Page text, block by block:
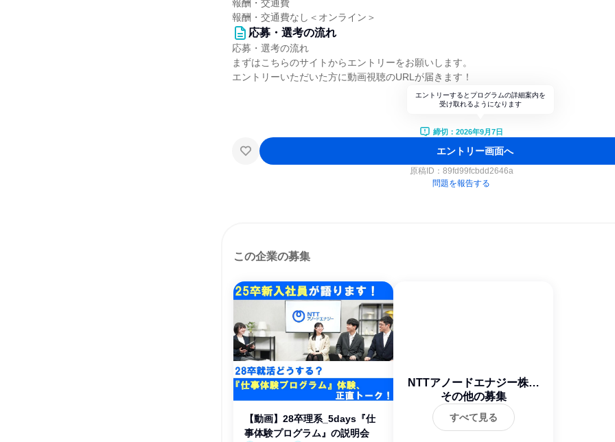
報酬・交通費
報酬・交通費なし＜オンライン＞
応募・選考の流れ
応募・選考の流れ
まずはこちらのサイトからエントリーをお願いします。
エントリーいただいた方に動画視聴のURLが届きます！
エントリーするとプログラムの詳細案内を
受け取れるようになります
締切：2026年9月7日
エントリー画面へ
原稿ID： 89fd99fcbdd2646a
問題を報告する
この企業の募集
【動画】28卒理系_5days『仕
事体験プログラム』の説明会
NTTアノードエナジー株式
会社
その他の募集
すべて見る